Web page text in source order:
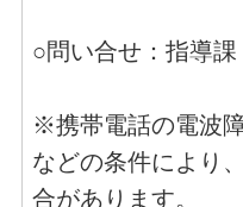
○問い合せ：指導
※携帯電話の電波
などの条件により
合があります。